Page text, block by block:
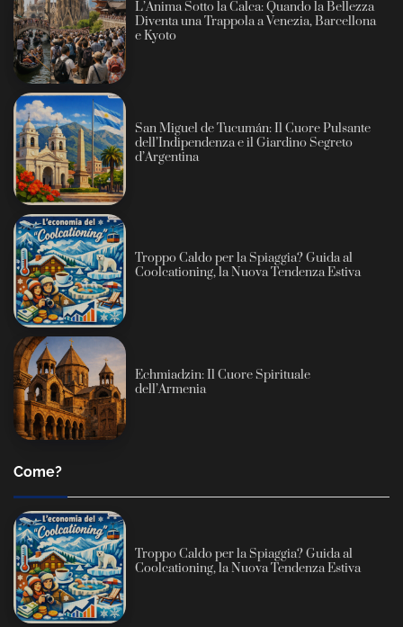
L’Anima Sotto la Calca: Quando la Bellezza
Diventa una Trappola a Venezia, Barcellona
e Kyoto
San Miguel de Tucumán: Il Cuore Pulsante
dell’Indipendenza e il Giardino Segreto
d’Argentina
Troppo Caldo per la Spiaggia? Guida al
Coolcationing, la Nuova Tendenza Estiva
Echmiadzin: Il Cuore Spirituale
dell’Armenia
Come?
Troppo Caldo per la Spiaggia? Guida al
Coolcationing, la Nuova Tendenza Estiva